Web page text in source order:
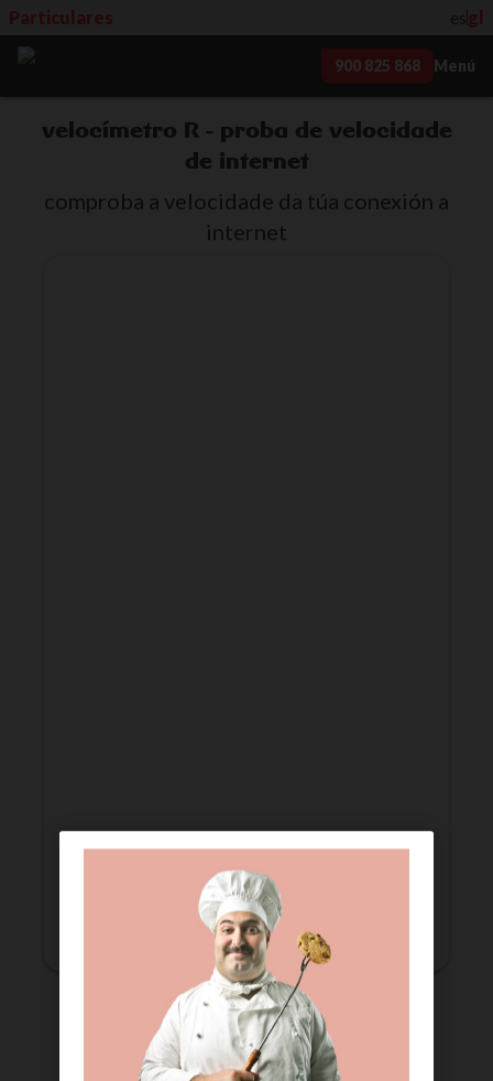
Particulares gl
900 825 868 Menú
velocímetro R - proba de velocidade
de internet
comproba a velocidade da túa conexión a
internet